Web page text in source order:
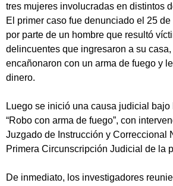
tres mujeres involucradas en distintos
El primer caso fue denunciado el 25
por parte de un hombre que resultó
delincuentes que ingresaron a su casa,
encañonaron con un arma de fuego y
dinero.
Luego se inició una causa judicial bajo
“Robo con arma de fuego”, con
Juzgado de Instrucción y Correccional
Primera Circunscripción Judicial de la
De inmediato, los investigadores